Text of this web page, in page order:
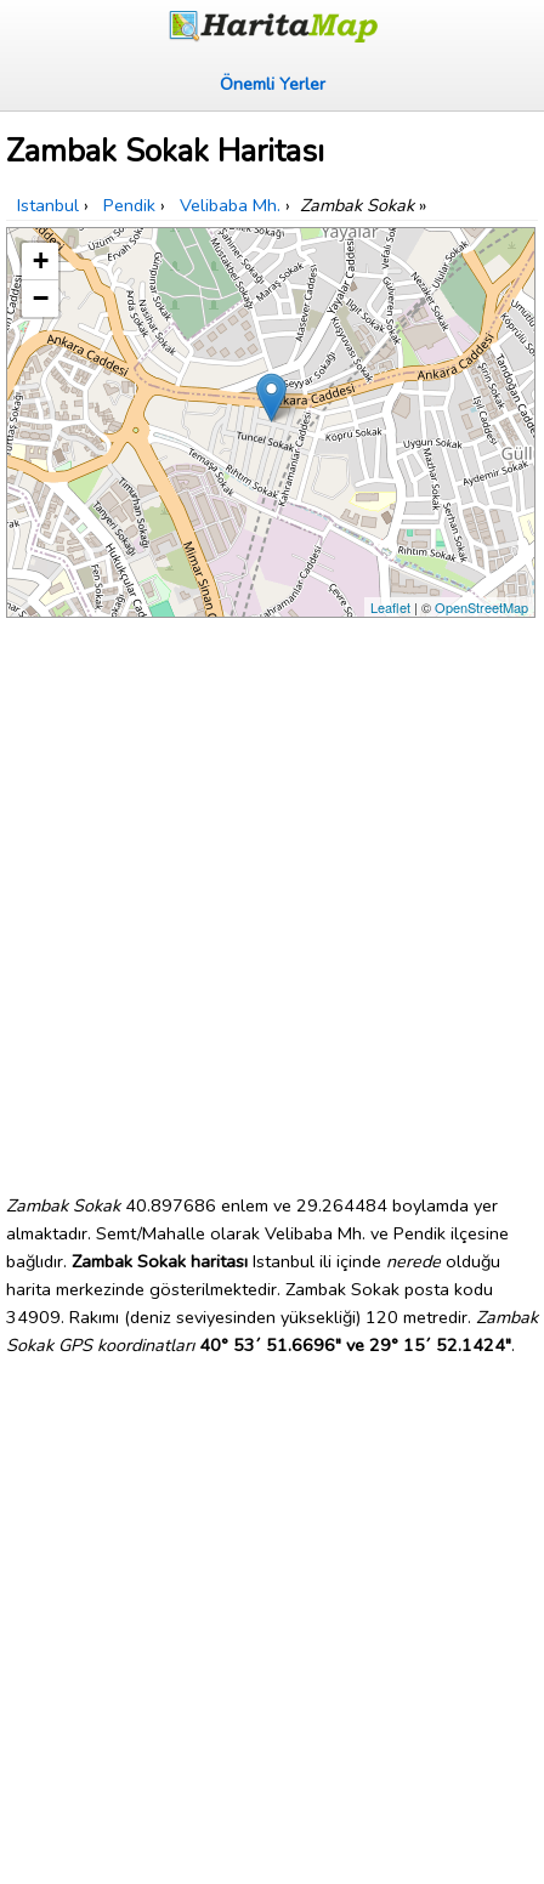
Önemli Yerler
Zambak Sokak Haritası
Istanbul › Pendik › Velibaba Mh. › Zambak Sokak»
+
−
Leaflet| ©OpenStreetMap
Zambak Sokak40.897686 enlem ve 29.264484 boylamda yer
almaktadır. Semt/Mahalle olarak Velibaba Mh. ve Pendik ilçesine
bağlıdır. Zambak Sokak haritası Istanbul ili içinde nerede olduğu
harita merkezinde gösterilmektedir. Zambak Sokak posta kodu
34909. Rakımı (deniz seviyesinden yüksekliği) 120 metredir. Zambak
Sokak GPS koordinatları 40° 53´ 51.6696" ve 29° 15´ 52.1424".